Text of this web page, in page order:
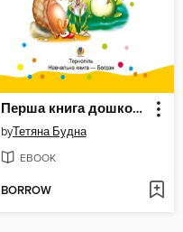
Перша книга дошколярика. Абетка.
byТетяна Будна
EBOOK
BORROW